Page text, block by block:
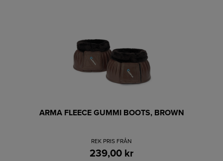
ARMA FLEECE GUMMI BOOTS, BROWN
REK PRIS FRÅN
239,00 kr